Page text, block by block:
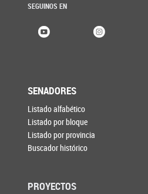
SEGUINOS EN
SENADORES
Listado alfabético
Listado por bloque
Listado por provincia
Buscador histórico
PROYECTOS